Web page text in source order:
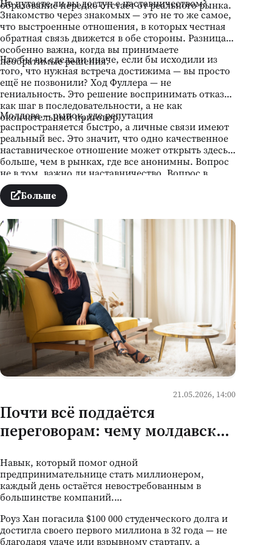
образование нередко отстаёт от реального рынка.
Не путаете ли вы доступ с наставничеством?
Знакомство через знакомых — это не то же самое,
что выстроенные отношения, в которых честная
обратная связь движется в обе стороны. Разница
особенно важна, когда вы принимаете
необратимые решения.
Что бы вы сделали иначе, если бы исходили из
того, что нужная встреча достижима — вы просто
ещё не позвонили? Ход Фуллера — не
гениальность. Это решение воспринимать отказ
как шаг в последовательности, а не как
окончательный приговор.
Молдова — рынок, где репутация
распространяется быстро, а личные связи имеют
реальный вес. Это значит, что одно качественное
наставническое отношение может открыть здесь
больше, чем в рынках, где все анонимны. Вопрос
не в том, важно ли наставничество. Вопрос в
другом: чей номер у вас ещё нет — и что мешает
его найти?
Больше
21.05.2026, 14:00
Почти всё поддаётся
переговорам: чему молдавский
женщины, выплатившей $100
000 долга
Навык, который помог одной
предпринимательнице стать миллионером,
каждый день остаётся невостребованным в
большинстве компаний.
Роуз Хан погасила $100 000 студенческого долга и
достигла своего первого миллиона в 32 года — не
благодаря удаче или взрывному стартапу, а